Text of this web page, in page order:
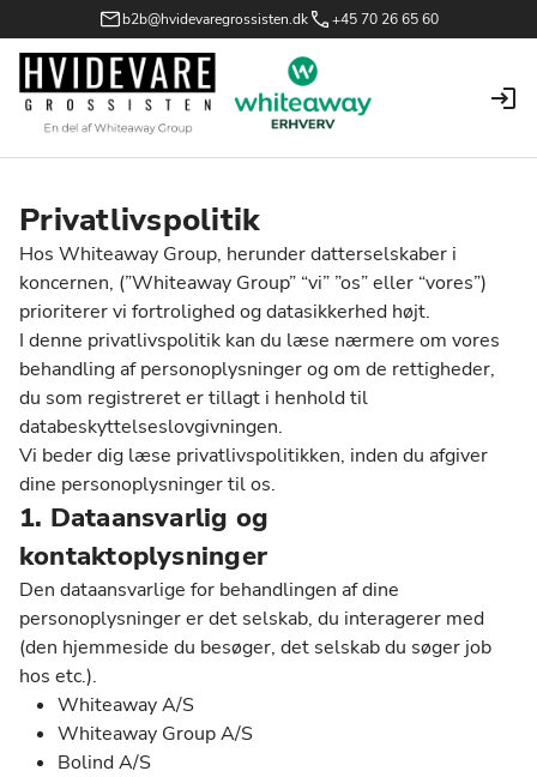
b2b@hvidevaregrossisten.dk +45 70 26 65 60
Privatlivspolitik
Hos Whiteaway Group, herunder datterselskaber i
koncernen, (”Whiteaway Group” “vi” ”os” eller “vores”)
prioriterer vi fortrolighed og datasikkerhed højt.
I denne privatlivspolitik kan du læse nærmere om vores
behandling af personoplysninger og om de rettigheder,
du som registreret er tillagt i henhold til
databeskyttelseslovgivningen.
Vi beder dig læse privatlivspolitikken, inden du afgiver
dine personoplysninger til os.
1. Dataansvarlig og
kontaktoplysninger
Den dataansvarlige for behandlingen af dine
personoplysninger er det selskab, du interagerer med
(den hjemmeside du besøger, det selskab du søger job
hos etc.).
Whiteaway A/S
Whiteaway Group A/S
Bolind A/S